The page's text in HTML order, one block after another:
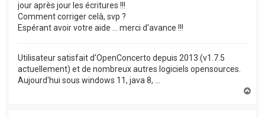
jour après jour les écritures !!!
Comment corriger celà, svp ?
Espérant avoir votre aide ... merci d'avance !!!
Utilisateur satisfait d'OpenConcerto depuis 2013 (v1.7.5
actuellement) et de nombreux autres logiciels opensources.
Aujourd'hui sous windows 11, java 8, ...